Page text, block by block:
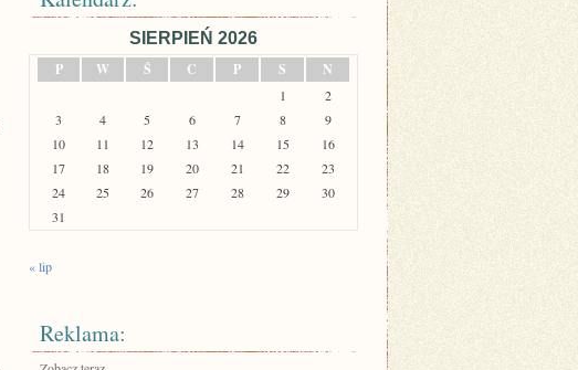
SIERPIEŃ 2026
P
W Ś C P S N
1
2
3
4 5 6 7 8
9
10
11 12 13 14 15
16
17
18 19 20 21 22
23
24
25 26 27 28 29
30
31
« lip
Reklama: